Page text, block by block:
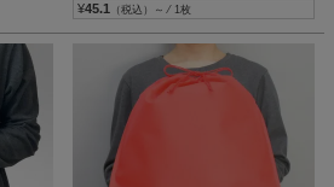
¥45.1 （税込）～ ⁄ 1枚